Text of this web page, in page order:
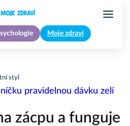
Moje zdraví
styl
zácpu a funguje